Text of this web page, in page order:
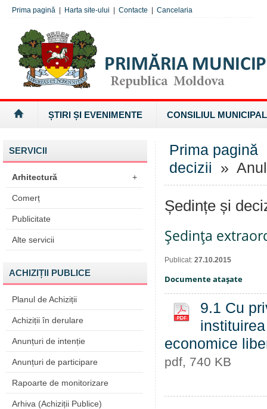
Prima pagină Harta site-ului Contacte Cancelaria
ȘTIRI ȘI EVENIMENTE CONSILIUL MUNICIPAL
SERVICII
Arhitectură +
Comerț
Publicitate
Alte servicii
ACHIZIȚII PUBLICE
Planul de Achiziții
Achiziții în derulare
Anunțuri de intenție
Anunțuri de participare
Rapoarte de monitorizare
Arhiva (Achiziții Publice)
Prima pagină
decizii »
Ședințe și
Şedinţa
Publicat: 27.10.2015
Documente ataşate
9.1 Cu
economice
pdf, 740 KB